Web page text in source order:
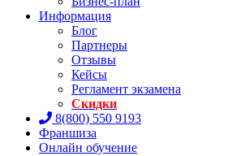
Информация
Блог
Партнеры
Отзывы
Кейсы
Регламент экзамена
Скидки
8(800) 550 9193
Франшиза
Онлайн обучение